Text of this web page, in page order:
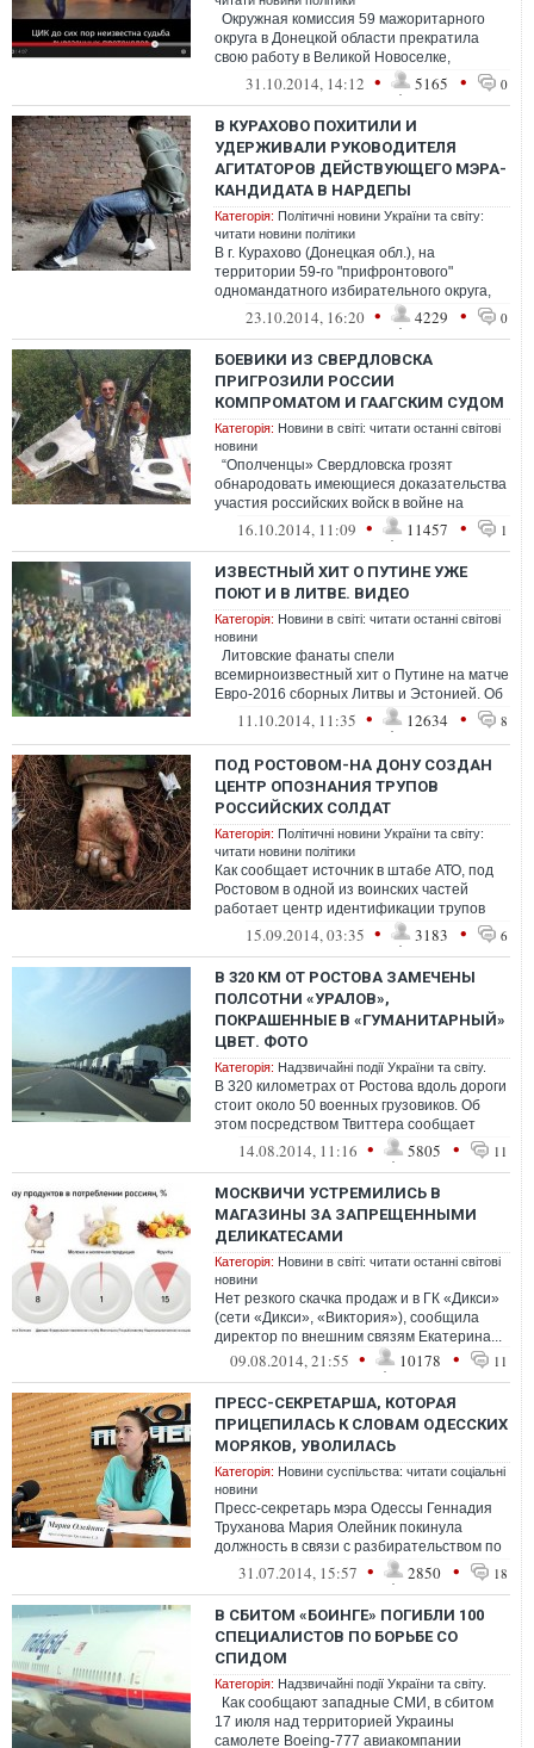
Окружная комиссия 59 мажоритарного
округа в Донецкой области прекратила
свою работу в Великой Новоселке,
поскольку все документы, включая прот...
31.10.2014, 14:12 • 5165 • 0
В КУРАХОВО ПОХИТИЛИ И
УДЕРЖИВАЛИ РУКОВОДИТЕЛЯ
АГИТАТОРОВ ДЕЙСТВУЮЩЕГО МЭРА-
КАНДИДАТА В НАРДЕПЫ
Категорія: Політичні новини України та світу:
читати новини політики
В г. Курахово (Донецкая обл.), на
территории 59-го "прифронтового"
одномандатного избирательного округа,
сегодня утром вооруженные люди
захватили и уд...
23.10.2014, 16:20 • 4229 • 0
БОЕВИКИ ИЗ СВЕРДЛОВСКА
ПРИГРОЗИЛИ РОССИИ
КОМПРОМАТОМ И ГААГСКИМ СУДОМ
Категорія: Новини в світі: читати останні світові
новини
“Ополченцы» Свердловска грозят
обнародовать имеющиеся доказательства
участия российских войск в войне на
Востоке Украины. Об этом ...
16.10.2014, 11:09 • 11457 • 1
ИЗВЕСТНЫЙ ХИТ О ПУТИНЕ УЖЕ
ПОЮТ И В ЛИТВЕ. ВИДЕО
Категорія: Новини в світі: читати останні світові
новини
Литовские фанаты спели
всемирноизвестный хит о Путине на матче
Евро-2016 сборных Литвы и Эстонией. Об
этом сообщается на фан-страниц...
11.10.2014, 11:35 • 12634 • 8
ПОД РОСТОВОМ-НА ДОНУ СОЗДАН
ЦЕНТР ОПОЗНАНИЯ ТРУПОВ
РОССИЙСКИХ СОЛДАТ
Категорія: Політичні новини України та світу:
читати новини політики
Как сообщает источник в штабе АТО, под
Ростовом в одной из воинских частей
работает центр идентификации трупов
российских военных, убитых на
15.09.2014, 03:35 • 3183 • 6
В 320 КМ ОТ РОСТОВА ЗАМЕЧЕНЫ
ПОЛСОТНИ «УРАЛОВ»,
ПОКРАШЕННЫЕ В «ГУМАНИТАРНЫЙ»
ЦВЕТ. ФОТО
Категорія: Надзвичайні події України та світу.
В 320 километрах от Ростова вдоль дороги
стоит около 50 военных грузовиков. Об
этом посредством Твиттера сообщает
пользователь Courtney Weaver. О...
14.08.2014, 11:16 • 5805 • 11
МОСКВИЧИ УСТРЕМИЛИСЬ В
МАГАЗИНЫ ЗА ЗАПРЕЩЕННЫМИ
ДЕЛИКАТЕСАМИ
Категорія: Новини в світі: читати останні світові
новини
Нет резкого скачка продаж и в ГК «Дикси»
(сети «Дикси», «Виктория»), сообщила
директор по внешним связям Екатерина...
09.08.2014, 21:55 • 10178 • 11
ПРЕСС-СЕКРЕТАРША, КОТОРАЯ
ПРИЦЕПИЛАСЬ К СЛОВАМ ОДЕССКИХ
МОРЯКОВ, УВОЛИЛАСЬ
Категорія: Новини суспільства: читати соціальні
новини
Пресс-секретарь мэра Одессы Геннадия
Труханова Мария Олейник покинула
должность в связи с разбирательством по
поводу ее поста на "Фейсбуке"&...
31.07.2014, 15:57 • 2850 • 18
В СБИТОМ «БОИНГЕ» ПОГИБЛИ 100
СПЕЦИАЛИСТОВ ПО БОРЬБЕ СО
СПИДОМ
Категорія: Надзвичайні події України та світу.
Как сообщают западные СМИ, в сбитом
17 июля над территорией Украины
самолете Boeing-777 авиакомпании